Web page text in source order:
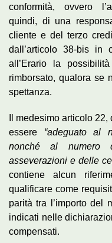
conformità, ovvero
quindi, di una
cliente e del terzo
dall’articolo 38-bis in
all’Erario la
rimborsato, qualora se
spettanza.
Il medesimo articolo
essere “adeguato al
nonché al numero
asseverazioni e delle
contiene alcun
qualificare come
parità tra l’importo del
indicati nelle
compensati.